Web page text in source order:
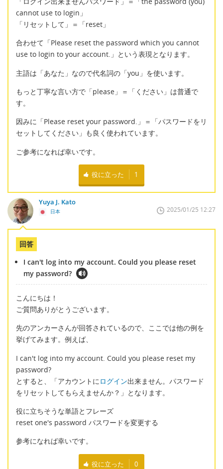
cannot use to login」
「リセットして」＝「reset」
合わせて「Please reset the password which you cannot
use to login to your account.」という表現となります。
主語は「あなた」なので代名詞の「you」を使います。
もっと丁寧な言い方で「please」＝「ください」は普通で
す。
因みに「Please reset your password.」＝「パスワードをリ
セットしてください」も良く使われています。
ご参考になれば幸いです。
役に立った 1
Yuya J. Kato
日本 2025/01/25 12:27
回答
I can't log into my account. Could you please reset
my password?
こんにちは！
ご質問ありがとうございます。
先のアンカーさんが回答されているので、ここでは他の例を
挙げてみます。例えば、
I can't log into my account. Could you please reset my
password?
とすると、「アカウントに ログイン出来ません。パスワード
をリセットしてもらえませんか？」となります。
役に立ちそうな単語とフレーズ
reset one's password パスワードを変更する
参考になれば幸いです。
役に立った 0